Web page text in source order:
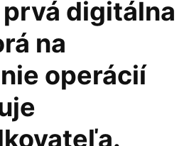
digitálna
na
operácií